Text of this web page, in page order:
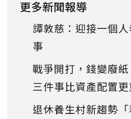
更多新聞報導
譚敦慈：迎接一個
事
戰爭開打，錢變廢
三件事比資產配置更
退休養生村新趨勢